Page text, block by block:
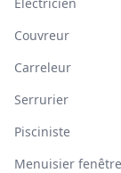
Couvreur
Carreleur
Serrurier
Pisciniste
Menuisier fenêtre